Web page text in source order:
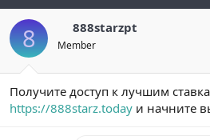
8 888starzpt
Member
Получите доступ к лучшим
https://888starz.today и начните